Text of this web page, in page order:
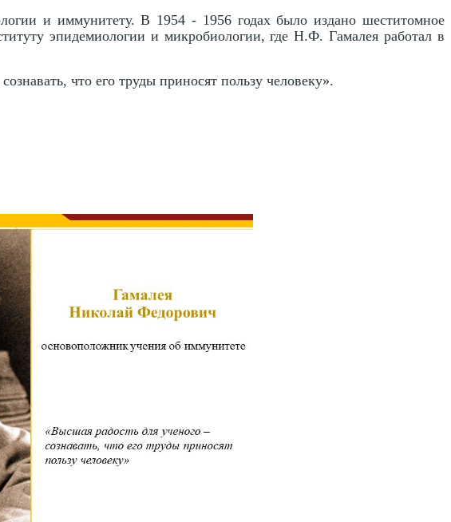
и иммунитету. В 1954 - 1956 годах было издано шеститомное
эпидемиологии и микробиологии, где Н.Ф. Гамалея работал в
что его труды приносят пользу человеку».